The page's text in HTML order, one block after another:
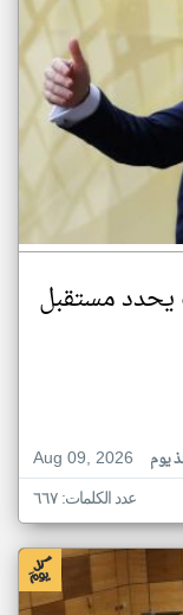
يحدد مستقبل
Aug 09, 2026
يوم
عدد الكلمات: ٦٦٧